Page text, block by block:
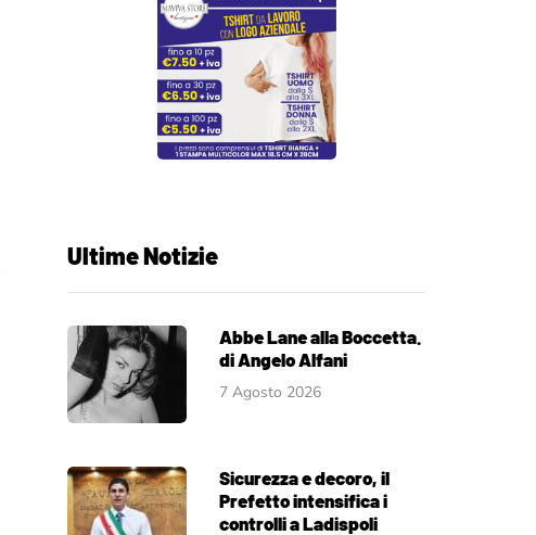
Ultime Notizie
Abbe Lane alla Boccetta.
di Angelo Alfani
7 Agosto 2026
Sicurezza e decoro, il
Prefetto intensifica i
controlli a Ladispoli